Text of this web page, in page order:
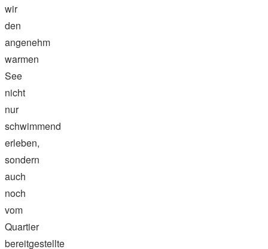
wir
den
angenehm
warmen
See
nicht
nur
schwimmend
erleben,
sondern
auch
noch
vom
Quartier
bereitgestellte